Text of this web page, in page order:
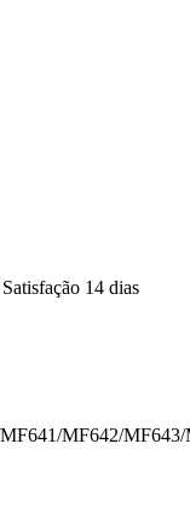
14 dias
MF642/